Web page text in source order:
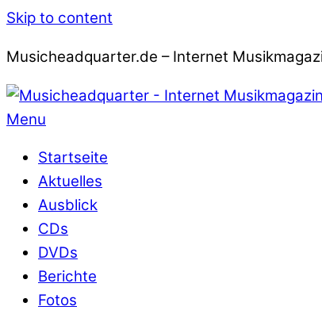
Skip to content
Musicheadquarter.de – Internet
Menu
Startseite
Aktuelles
Ausblick
CDs
DVDs
Berichte
Fotos